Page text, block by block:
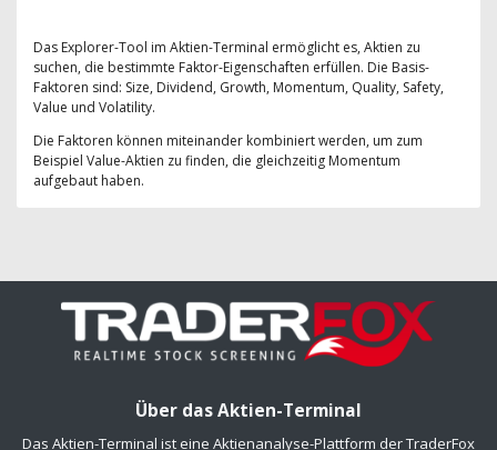
Das Explorer-Tool im Aktien-Terminal ermöglicht es, Aktien zu
suchen, die bestimmte Faktor-Eigenschaften erfüllen. Die Basis-
Faktoren sind: Size, Dividend, Growth, Momentum, Quality, Safety,
Value und Volatility.
Die Faktoren können miteinander kombiniert werden, um zum
Beispiel Value-Aktien zu finden, die gleichzeitig Momentum
aufgebaut haben.
Über das Aktien-Terminal
Das Aktien-Terminal ist eine Aktienanalyse-Plattform der TraderFox